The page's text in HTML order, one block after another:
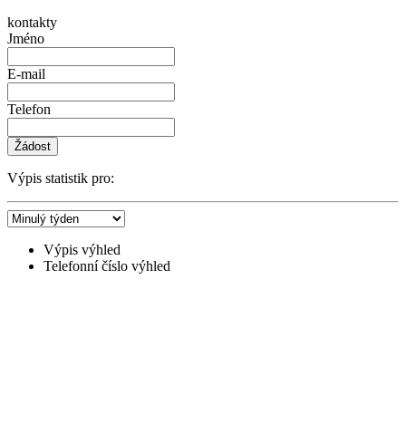
kontakty
Jméno
E-mail
Telefon
Žádost
Výpis statistik pro:
Výpis výhled
Telefonní číslo výhled